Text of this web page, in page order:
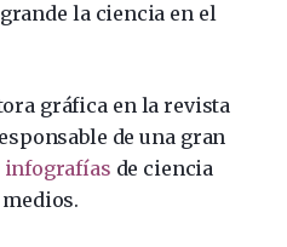
la ciencia en el
gráfica en la revista
de una gran
infografías de ciencia